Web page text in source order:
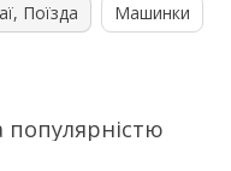
Поїзда Машинки
популярністю